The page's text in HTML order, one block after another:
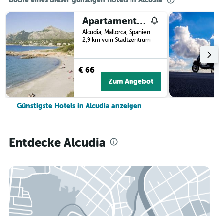
Apartamentos Siesta I
Alcudia, Mallorca, Spanien
2,9 km vom Stadtzentrum
€ 66
Zum Angebot
Günstigste Hotels in Alcudia anzeigen
Entdecke Alcudia